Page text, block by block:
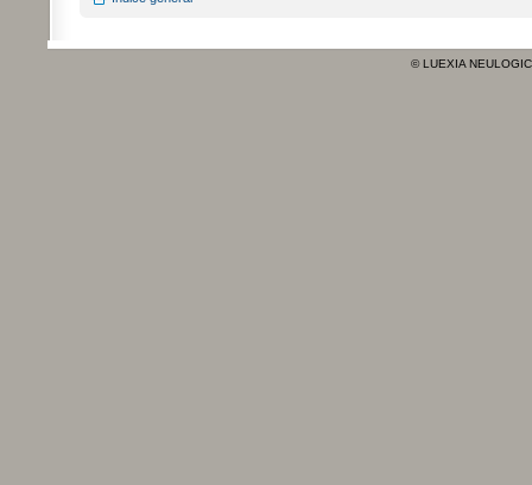
© LUEXIA